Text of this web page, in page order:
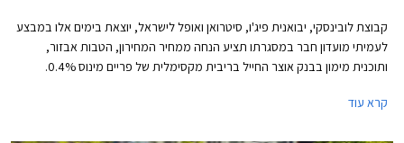
קבוצת לובינסקי, יבואנית פיג'ו, סיטרואן ואופל לישראל, יוצאת בימים אלו במבצע
לעמיתי מועדון חבר במסגרתו תציע הנחה ממחיר המחירון, הטבות אבזור,
ותוכנית מימון בבנק אוצר החייל בריבית מקסימלית של פריים מינוס 0.4%.
קרא עוד